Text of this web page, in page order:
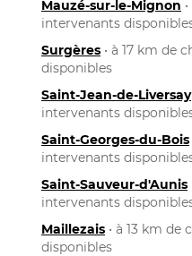
Mauzé-sur-le-Mignon
intervenants
Surgères • à 17 km de
disponibles
Saint-Jean-de-Liversay
intervenants
Saint-Georges-du-Bois
intervenants
Saint-Sauveur-d'Aunis
intervenants
Maillezais • à 13 km de
disponibles